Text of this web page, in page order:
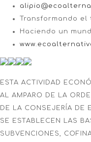
Transformando el
Haciendo un
ESTA ACTIVIDAD
AL AMPARO DE LA
DE LA CONSEJERÍA DE
SE ESTABLECEN LAS
SUBVENCIONES,